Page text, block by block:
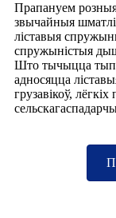
Прапануем
звычайныя
ліставыя
спружыністыя
Што тычыцца
адносяцца
грузавікоў,